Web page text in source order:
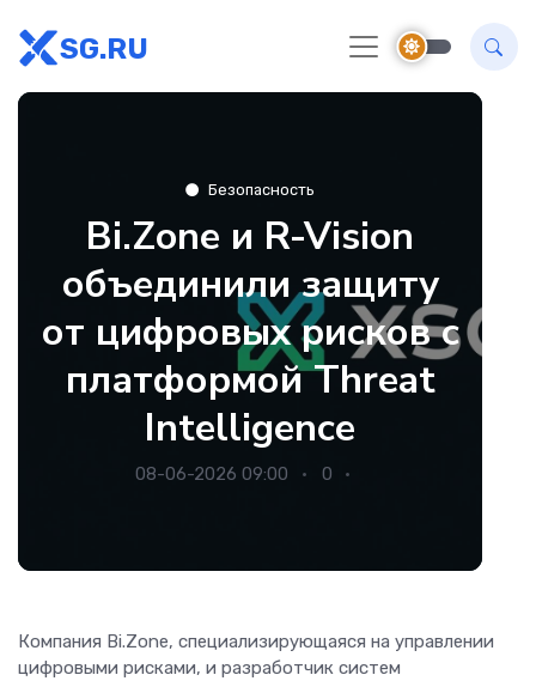
SG.RU
Безопасность
Bi.Zone и R-Vision
объединили защиту
от цифровых рисков с
платформой Threat
Intelligence
08-06-2026 09:00 0
Компания Bi.Zone, специализирующаяся на управлении
цифровыми рисками, и разработчик систем